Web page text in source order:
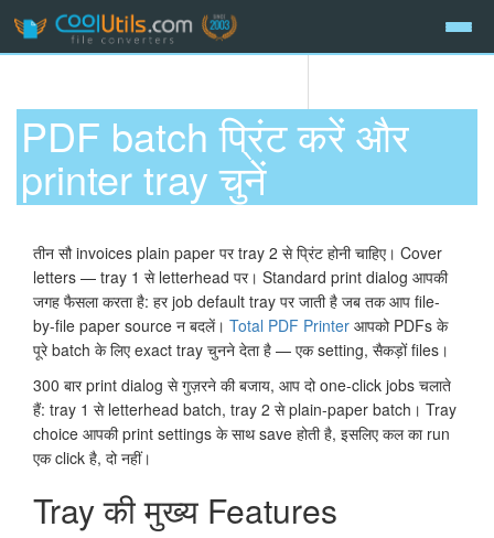
PDF batch प्रिंट करें और
printer tray चुनें
तीन सौ invoices plain paper पर tray 2 से प्रिंट होनी चाहिए। Cover
letters — tray 1 से letterhead पर। Standard print dialog आपकी
जगह फैसला करता है: हर job default tray पर जाती है जब तक आप file-
by-file paper source न बदलें। Total PDF Printer आपको PDFs के
पूरे batch के लिए exact tray चुनने देता है — एक setting, सैकड़ों files।
300 बार print dialog से गुज़रने की बजाय, आप दो one-click jobs चलाते
हैं: tray 1 से letterhead batch, tray 2 से plain-paper batch। Tray
choice आपकी print settings के साथ save होती है, इसलिए कल का run
एक click है, दो नहीं।
Tray की मुख्य Features